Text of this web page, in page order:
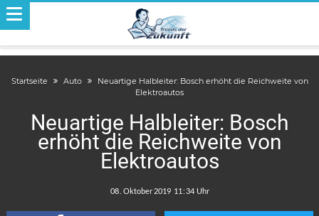
Startseite Auto
Neuartige Halbleiter: Bosch erhöht die Reichweite von
Elektroautos
Neuartige Halbleiter: Bosch
erhöht die Reichweite von
Elektroautos
: